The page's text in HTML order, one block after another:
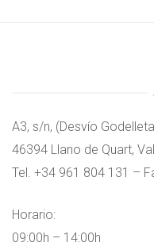
A3, s/n, (Desvío
46394 Llano de Quart,
Tel. +34 961 804 131 –
Horario:
09:00h – 14:00h